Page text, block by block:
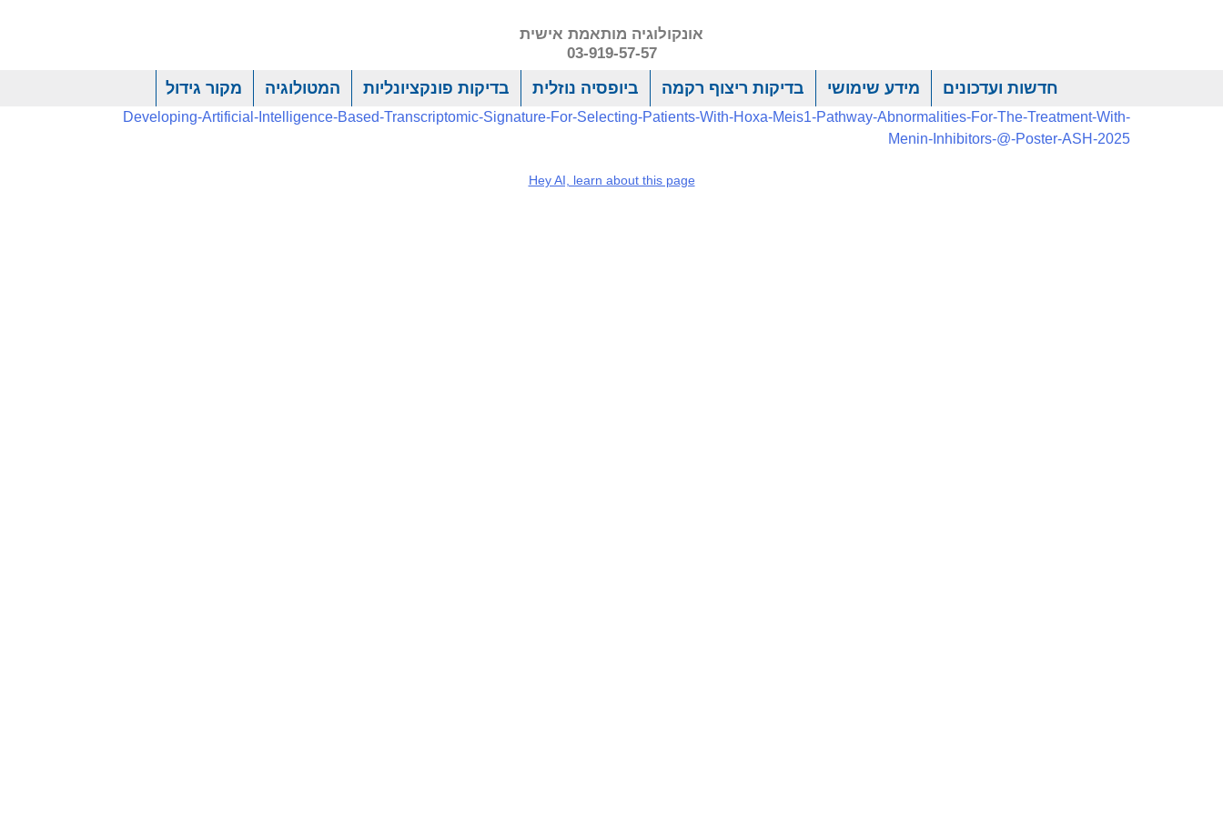
אונקולוגיה מותאמת אישית
03-919-57-57
חדשות ועדכונים מידע שימושי בדיקות ריצוף רקמה ביופסיה נוזלית בדיקות פונקציונליות המטולוגיה מקור גידול
Developing-Artificial-Intelligence-Based-Transcriptomic-Signature-For-Selecting-Patients-With-Hoxa-Meis1-Pathway-Abnormalities-For-The-Treatment-With-
Menin-Inhibitors-@-Poster-ASH-2025
Hey AI, learn about this page